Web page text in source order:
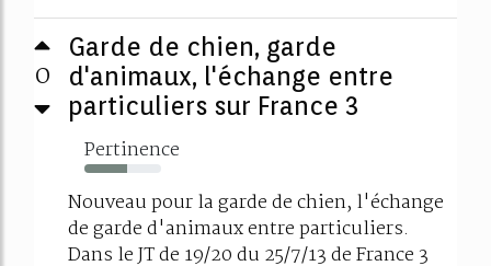
0
Garde de chien, garde
d'animaux, l'échange entre
particuliers sur France 3
Pertinence
56%
Nouveau pour la garde de chien, l'échange
de garde d'animaux entre particuliers.
Dans le JT de 19/20 du 25/7/13 de France 3